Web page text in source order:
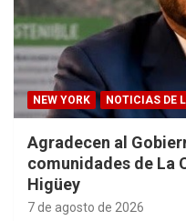
NEW YORK NOTICIAS DE
Agradecen al
comunidades de La
Higüey
7 de agosto de 2026